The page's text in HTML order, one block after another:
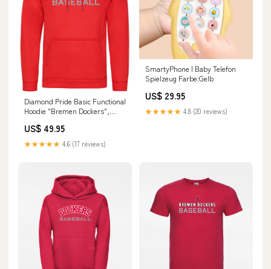
Diamond Pride Basic Functional
Hoodie "Bremen Dockers",
diamond-pride-basic-
functional-hoodie
US$ 49.95
★★★★★ 4.6 (17 reviews)
SmartyPhone | Baby Telefon
Spielzeug Farbe:Gelb
US$ 29.95
★★★★★ 4.8 (20 reviews)